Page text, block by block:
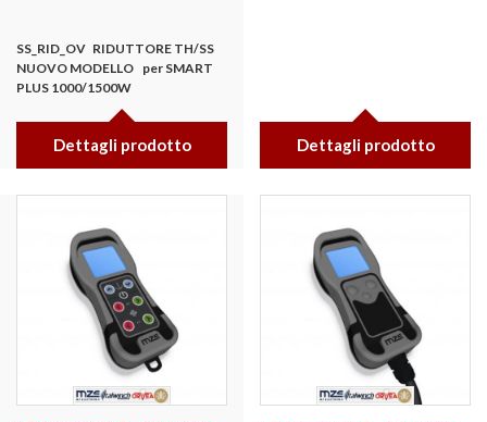
SS_RID_OV RIDUTTORE TH/SS
NUOVO MODELLO per SMART
PLUS 1000/1500W
Dettagli prodotto Dettagli prodotto